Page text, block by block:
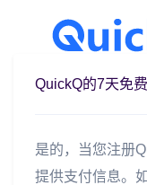
QuickQ的7天免
是的，当您注册
提供支付信息。